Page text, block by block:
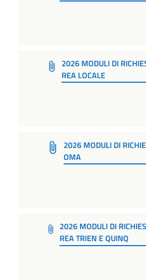
2026 MODULI DI
REA LOCALE
2026 MODULI DI
OMA
2026 MODULI DI
REA TRIEN E QUINQ